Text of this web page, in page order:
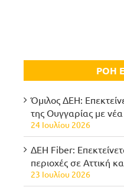
ΡΟΗ
Όμιλος ΔΕΗ:
της Ουγγαρίας με
24 Ιουλίου 2026
ΔΕΗ Fiber:
περιοχές σε Αττική
23 Ιουλίου 2026